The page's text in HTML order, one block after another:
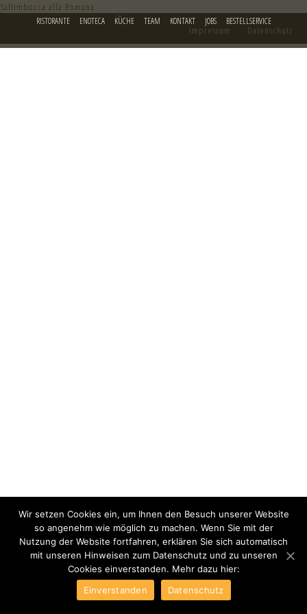
RISTORANTE ENOTECA KÜCHE TEAM KONTAKT JOBS BESTELLSERVICE
Saltimbocca alla Romana
Wir setzen Cookies ein, um Ihnen den Besuch unserer Website
so angenehm wie möglich zu machen. Wenn Sie mit der
Nutzung der Website fortfahren, erklären Sie sich automatisch
mit unseren Hinweisen zum Datenschutz und zu unseren
Cookies einverstanden. Mehr dazu hier:
Einverstanden
Datenschutz
Impressum Datenschutz